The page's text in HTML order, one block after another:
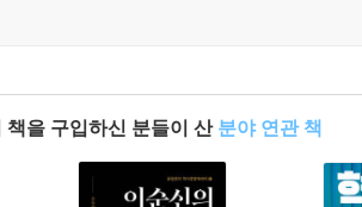
런 대중 과학서…… 이 억만장자들의 주장
가 되어 주는 책.
책을 구입하신 분들이 산 분야 연관 책